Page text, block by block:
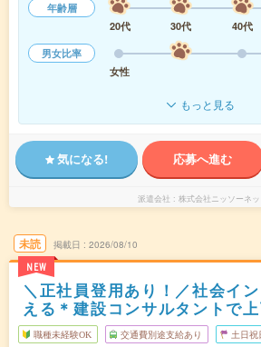
年齢層
20代
30代 40代
男女比率
女性
もっと見る
気になる! 応募へ進む
派遣会社 株式会社ニッソーネッ
未読
NEW
掲載日 2026/08/10
＼正社員登用あり！／社会イ
える＊建設コンサルタントで
職種未経験OK 交通費別途支給あり 土日祝